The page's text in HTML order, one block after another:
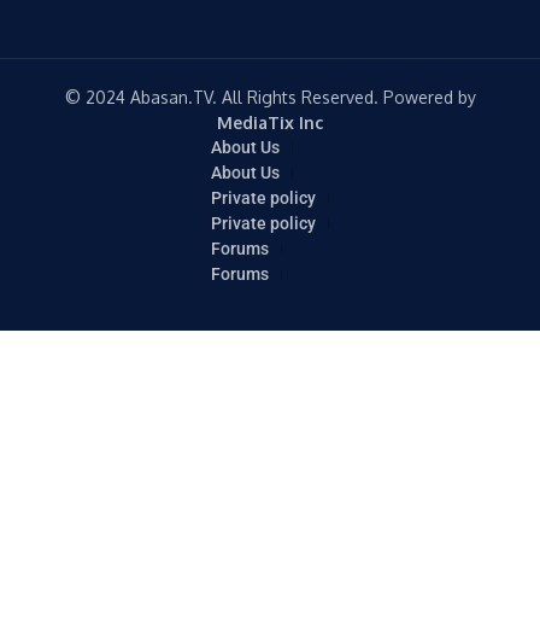
© 2024 Abasan.TV. All Rights Reserved. Powered by
MediaTix Inc
About Us
About Us
Private policy
Private policy
Forums
Forums